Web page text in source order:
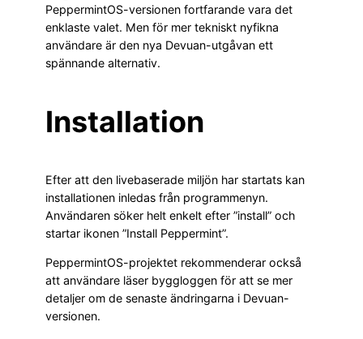
PeppermintOS-versionen fortfarande vara det
enklaste valet. Men för mer tekniskt nyfikna
användare är den nya Devuan-utgåvan ett
spännande alternativ.
Installation
Efter att den livebaserade miljön har startats kan
installationen inledas från programmenyn.
Användaren söker helt enkelt efter ”install” och
startar ikonen ”Install Peppermint”.
PeppermintOS-projektet rekommenderar också
att användare läser byggloggen för att se mer
detaljer om de senaste ändringarna i Devuan-
versionen.